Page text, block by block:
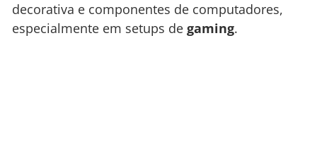
decorativa e componentes de computadores,
especialmente em setups de gaming.